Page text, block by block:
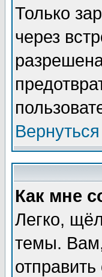
Только
через
Как мне
Легко,
темы. Вам,